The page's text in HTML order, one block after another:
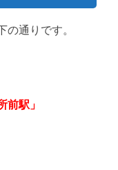
の通りです。
前駅」